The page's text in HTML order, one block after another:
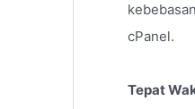
cPanel.
Tepat